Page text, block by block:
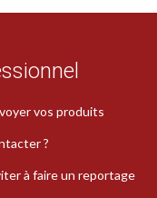
vos produits
?
à faire un reportage